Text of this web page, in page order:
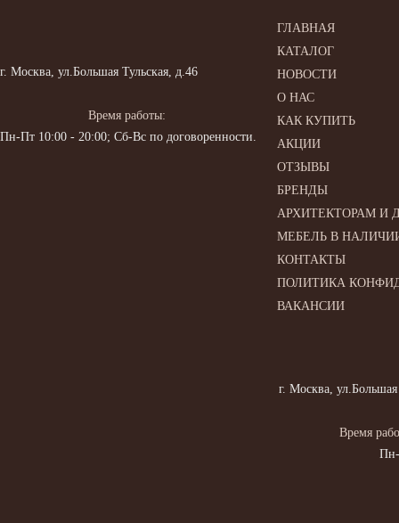
г. Москва, ул.Большая Тульская, д.46
Время работы:
Пн-Пт 10:00 - 20:00; Сб-Вс по договоренности.
ГЛАВНАЯ
КАТАЛОГ
НОВОСТИ
О НАС
КАК КУПИТЬ
АКЦИИ
ОТЗЫВЫ
БРЕНДЫ
АРХИТЕКТОРАМ И
МЕБЕЛЬ В
КОНТАКТЫ
ПОЛИТИКА
ВАКАНСИИ
г. Москва, ул.Большая
Время
Пн-